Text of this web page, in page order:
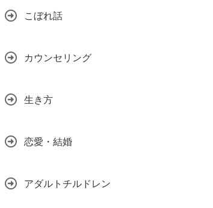
こぼれ話
カウンセリング
生き方
恋愛・結婚
アダルトチルドレン